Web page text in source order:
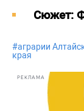
Cюжет:
#аграрии
края
РЕКЛАМА